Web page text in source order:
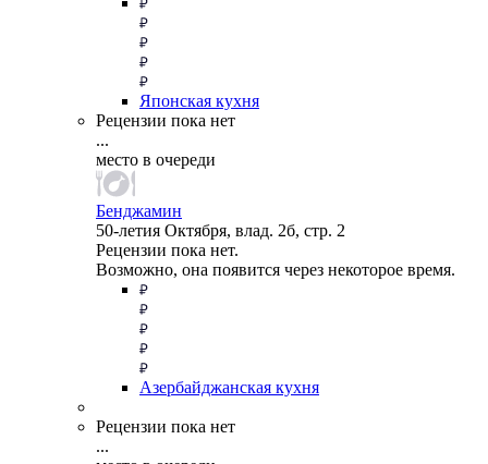
Японская кухня
Рецензии пока нет
...
место в очереди
Бенджамин
50-летия Октября, влад. 2б, стр. 2
Рецензии пока нет.
Возможно, она появится через некоторое время.
Азербайджанская кухня
Рецензии пока нет
...